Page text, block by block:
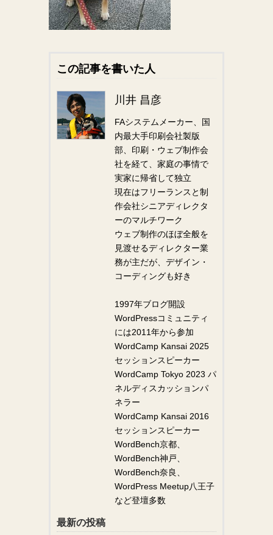
この記事を書いた人
川井 昌彦
FAシステムメーカー、国
内最大手印刷会社製版
部、印刷・ウェブ制作会
社を経て、家庭の事情で
実家に帰省して独立
現在はフリーランスと制
作会社シニアディレクタ
ーのマルチワーク
ウェブ制作のほぼ全般を
見渡せるディレクター業
務が主だが、デザイン・
コーディングも好き
1997年ブログ開設
WordPressコミュニティ
には2011年から参加
WordCamp Kansai 2025
セッションスピーカー
WordCamp Tokyo 2023 パ
ネルディスカッションパ
ネラー
WordCamp Kansai 2016
セッションスピーカー
WordBench京都、
WordBench神戸、
WordBench奈良、
WordPress Meetup八王子
など登壇多数
最新の投稿